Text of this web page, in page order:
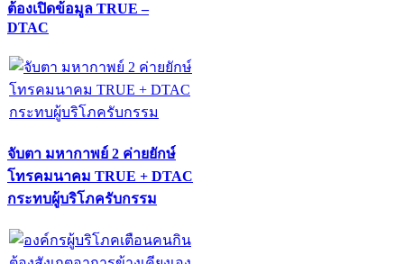
ต้องเปิดข้อมูล TRUE –
DTAC
จับตา มหากาพย์ 2 ค่ายยักษ์
โทรคมนาคม TRUE + DTAC
กระทบผู้บริโภครับกรรม